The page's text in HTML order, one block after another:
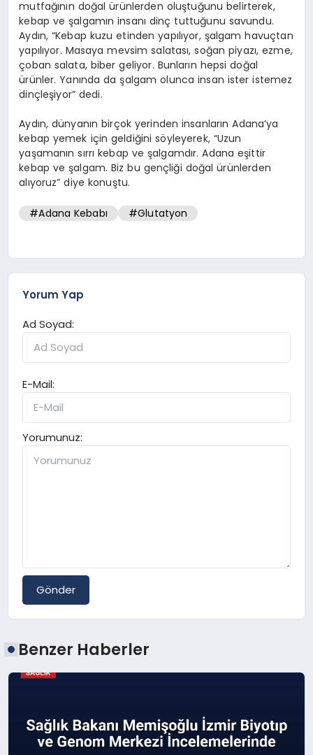
mutfağının doğal ürünlerden oluştuğunu belirterek,
kebap ve şalgamın insanı dinç tuttuğunu savundu.
Aydın, “Kebap kuzu etinden yapılıyor, şalgam havuçtan
yapılıyor. Masaya mevsim salatası, soğan piyazı, ezme,
çoban salata, biber geliyor. Bunların hepsi doğal
ürünler. Yanında da şalgam olunca insan ister istemez
dinçleşiyor” dedi.
Aydın, dünyanın birçok yerinden insanların Adana’ya
kebap yemek için geldiğini söyleyerek, “Uzun
yaşamanın sırrı kebap ve şalgamdır. Adana eşittir
kebap ve şalgam. Biz bu gençliği doğal ürünlerden
alıyoruz” diye konuştu.
#Adana Kebabı #Glutatyon
Yorum Yap
Ad Soyad:
E-Mail:
Yorumunuz:
Gönder
Benzer Haberler